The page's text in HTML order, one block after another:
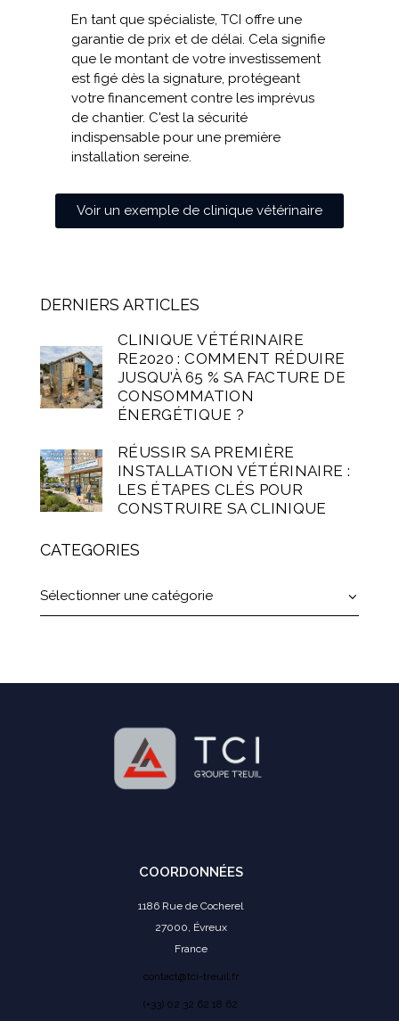
En tant que spécialiste, TCI offre une
garantie de prix et de délai. Cela signifie
que le montant de votre investissement
est figé dès la signature, protégeant
votre financement contre les imprévus
de chantier. C'est la sécurité
indispensable pour une première
installation sereine.
Voir un exemple de clinique vétérinaire
DERNIERS ARTICLES
CLINIQUE VÉTÉRINAIRE
RE2020 : COMMENT RÉDUIRE
JUSQU’À 65 % SA FACTURE DE
CONSOMMATION
ÉNERGÉTIQUE ?
RÉUSSIR SA PREMIÈRE
INSTALLATION VÉTÉRINAIRE :
LES ÉTAPES CLÉS POUR
CONSTRUIRE SA CLINIQUE
CATEGORIES
COORDONNÉES
1186 Rue de Cocherel
27000, Évreux
France
contact@tci-treuil.fr
(+33) 02 32 62 18 62